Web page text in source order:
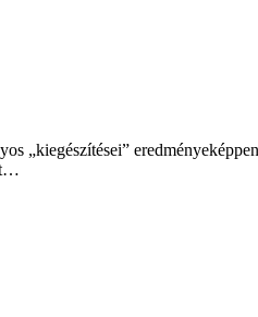
„kiegészítései”